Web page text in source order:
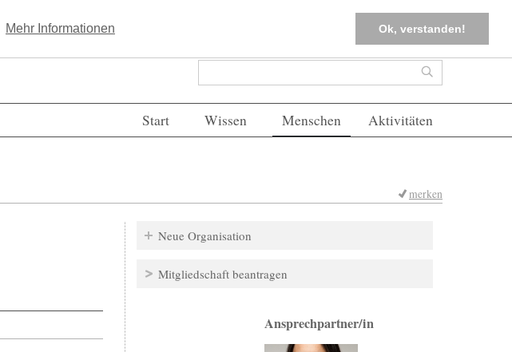
Mehr Informationen Ok, verstanden!
Kostenlos registrieren FAQs Einloggen
Suchformular Suche
Start Wissen Menschen Aktivitäten
merken
Neue Organisation
Mitgliedschaft beantragen
Ansprechpartner/in